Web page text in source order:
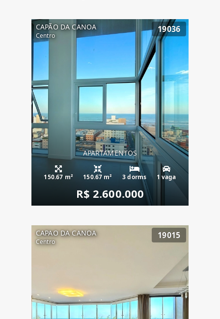
CAPÃO DA CANOA
Centro
19036
APARTAMENTOS
150.67 m² 150.67 m² 3 dorms 1 vaga
R$ 2.600.000
CAPAO DA CANOA
Centro
19015